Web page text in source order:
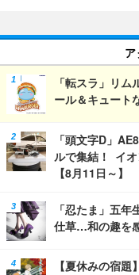
「転スラ」リ
ール＆キュート
「頭文字D」
ルで集結！ イ
【8月11日～】
「忍たま」五年
仕草…和の趣を
【夏休みの宿